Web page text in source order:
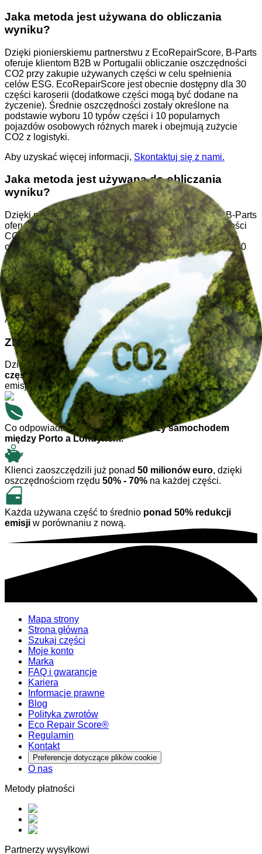
Jaka metoda jest używana do obliczania
wyniku?
Dzięki pionierskiemu partnerstwu z EcoRepairScore, B-Parts
oferuje klientom B2B w Portugalii obliczanie oszczędności
CO2 przy zakupie używanych części w celu spełnienia
celów ESG. EcoRepairScore jest obecnie dostępny dla 30
części karoserii (dodatkowe części mogą być dodane na
życzenie). Średnie oszczędności zostały określone na
podstawie wyboru 10 typów części i 10 popularnych
pojazdów osobowych różnych marek i obejmują zużycie
CO2 z logistyki.
Aby uzyskać więcej informacji, Skontaktuj się z nami.
Jaka metoda jest używana do obliczania
wyniku?
Dzięki pionierskiemu partnerstwu z EcoRepairScore, B-Parts
oferuje klientom B2B w Portugalii obliczanie oszczędności
CO2 przy zakupie używanych części w celu spełnienia
celów ESG. EcoRepairScore jest obecnie dostępny dla 30
części karoserii (dodatkowe części mogą być dodane na
życzenie). Średnie oszczędności zostały określone na
podstawie wyboru 10 typów części i 10 popularnych
pojazdów osobowych różnych marek i obejmują zużycie
CO2 z logistyki.
Aby uzyskać więcej informacji,
Skontaktuj się z nami.
Zrównoważony rozwój w każdej części
Dzięki sprzedaży ponad
1 miliona ponownie użytych
części samochodowych, B-Parts pomogło już uniknąć
emisji ponad60 000 ton CO₂.
Co odpowiada około190.000 podróży samochodem
między Porto a Londynem.
Klienci zaoszczędzili już ponad 50 milionów euro, dzięki
oszczędnościom rzędu 50% - 70% na każdej części.
Każda używana część to średnio ponad 50% redukcji
emisji w porównaniu z nową.
Mapa strony
Strona główna
Szukaj części
Moje konto
Marka
FAQ i gwarancje
Kariera
Informacje prawne
Blog
Polityka zwrotów
Eco Repair Score®
Regulamin
Kontakt
Preferencje dotyczące plików cookie
O nas
Metody płatności
Partnerzy wysyłkowi